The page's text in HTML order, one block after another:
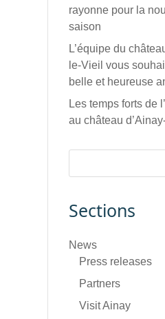
rayonne pour la
saison
L’équipe du
le-Vieil vous
belle et heureuse
Les temps forts de
au château
Sections
News
Press releases
Partners
Visit Ainay